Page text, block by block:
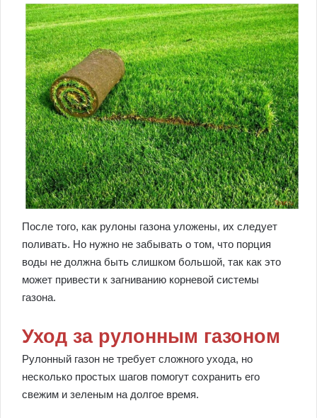
После того, как рулоны газона уложены, их следует
поливать. Но нужно не забывать о том, что порция
воды не должна быть слишком большой, так как это
может привести к загниванию корневой системы
газона.
Уход за рулонным газоном
Рулонный газон не требует сложного ухода, но
несколько простых шагов помогут сохранить его
свежим и зеленым на долгое время.